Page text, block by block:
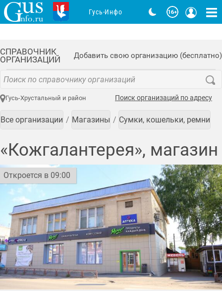
СПРАВОЧНИК
ОРГАНИЗАЦИЙ
Добавить свою организацию (бесплатно)
Гусь-Хрустальный и район Поиск организаций по адресу
Все организации Магазины Сумки, кошельки, ремни
«Кожгалантерея», магазин
Откроется в 09:00
Гусь-Инфо